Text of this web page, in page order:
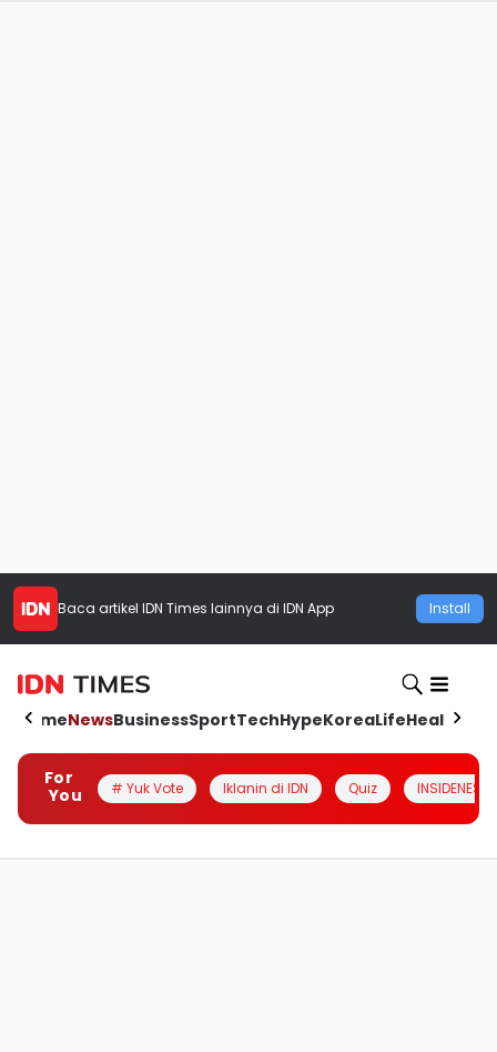
Baca artikel IDN Times lainnya di IDN App Install
HomeNewsBusinessSportTechHypeKoreaLifeHealth
For
You
# Yuk Vote Iklanin di IDN Quiz INSIDENESIA